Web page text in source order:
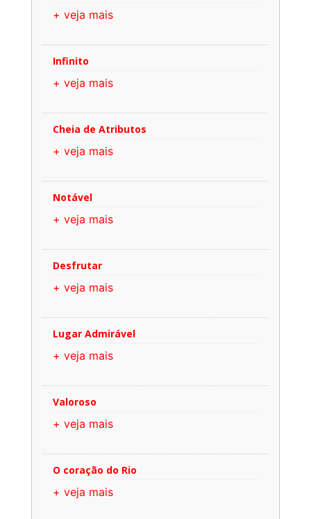
+ veja mais
Infinito
+ veja mais
Cheia de Atributos
+ veja mais
Notável
+ veja mais
Desfrutar
+ veja mais
Lugar Admirável
+ veja mais
Valoroso
+ veja mais
O coração do Rio
+ veja mais